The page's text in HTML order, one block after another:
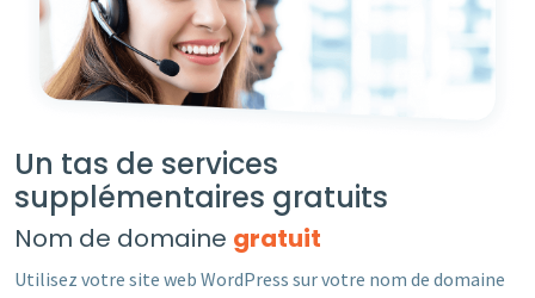
Un tas de services
supplémentaires gratuits
Nom de domaine gratuit
Utilisez votre site web WordPress sur votre nom de domaine